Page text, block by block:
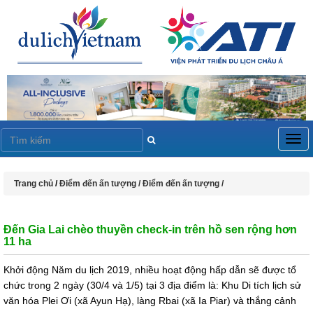
Trang chủ /Điểm đến ấn tượng /Điểm đến ấn tượng /
Đến Gia Lai chèo thuyền check-in trên hồ sen rộng hơn
11 ha
Khởi động Năm du lịch 2019, nhiều hoạt động hấp dẫn sẽ được tổ
chức trong 2 ngày (30/4 và 1/5) tại 3 địa điểm là: Khu Di tích lịch sử
văn hóa Plei Ơi (xã Ayun Hạ), làng Rbai (xã Ia Piar) và thắng cảnh